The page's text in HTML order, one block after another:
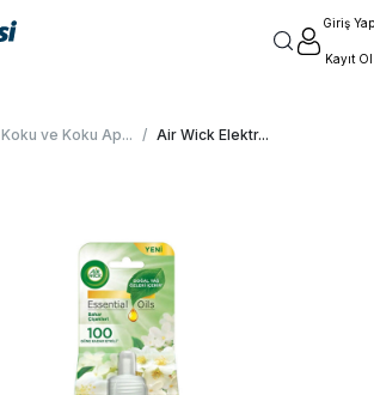
Giriş Yap
Kayıt Ol
Koku ve Koku Ap... / Air Wick Elektr...